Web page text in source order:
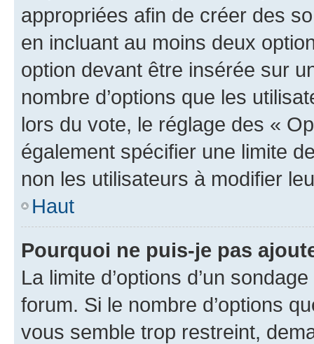
appropriées afin de créer des
en incluant au moins deux
option devant être insérée sur
nombre d’options que les
lors du vote, le réglage des «
également spécifier une limite
non les utilisateurs à modifier
Haut
Pourquoi ne puis-je pas
La limite d’options d’un
forum. Si le nombre d’options
vous semble trop restreint,